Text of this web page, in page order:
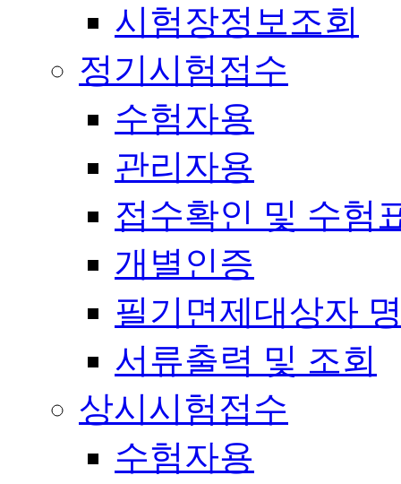
시험장정보조회
정기시험접수
수험자용
관리자용
접수확인 및 수험
개별인증
필기면제대상자
서류출력 및 조회
상시시험접수
수험자용